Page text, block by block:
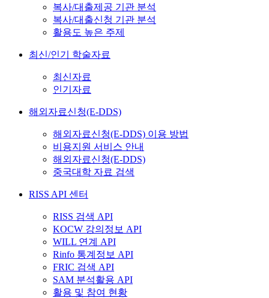
복사/대출제공 기관 분석
복사/대출신청 기관 분석
활용도 높은 주제
최신/인기 학술자료
최신자료
인기자료
해외자료신청(E-DDS)
해외자료신청(E-DDS) 이용 방법
비용지원 서비스 안내
해외자료신청(E-DDS)
중국대학 자료 검색
RISS API 센터
RISS 검색 API
KOCW 강의정보 API
WILL 연계 API
Rinfo 통계정보 API
FRIC 검색 API
SAM 분석활용 API
활용 및 참여 현황